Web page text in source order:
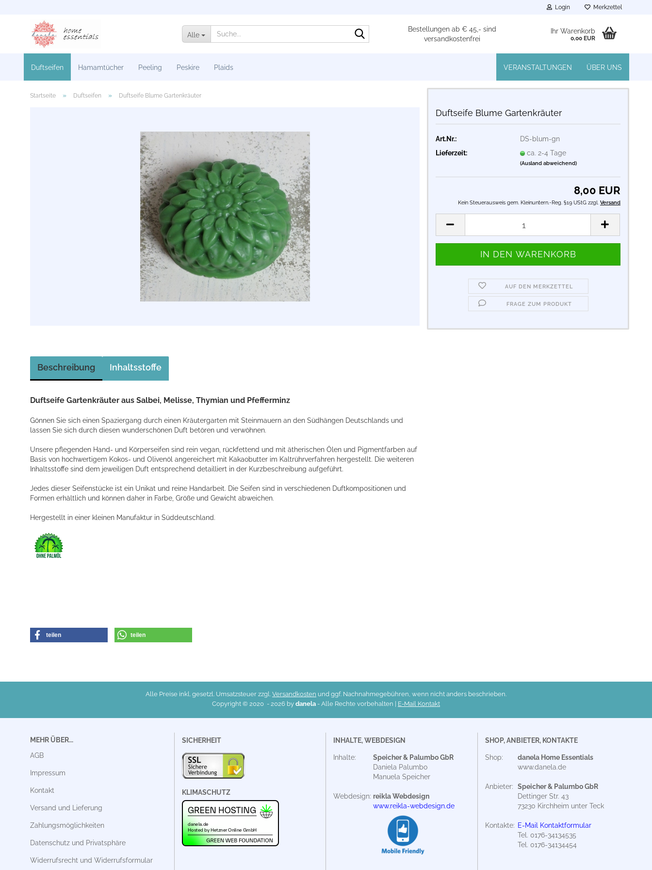
Login Merkzettel
Alle
Bestellungen ab € 45,- sind
versandkostenfrei
Ihr Warenkorb
0,00 EUR
Duftseifen Hamamtücher Peeling Peskire Plaids VERANSTALTUNGEN ÜBER UNS
Startseite » Duftseifen » Duftseife Blume Gartenkräuter
Duftseife Blume Gartenkräuter
Art.Nr.:
DS-blum-gn
Lieferzeit:
ca. 2-4 Tage
(Ausland abweichend)
8,00 EUR
Kein Steuerausweis gem. Kleinuntern.-Reg. §19 UStG zzgl. Versand
AUF DEN MERKZETTEL
FRAGE ZUM PRODUKT
Beschreibung Inhaltsstoffe
Duftseife Gartenkräuter aus Salbei, Melisse, Thymian und Pfefferminz
Gönnen Sie sich einen Spaziergang durch einen Kräutergarten mit Steinmauern an den Südhängen Deutschlands und
lassen Sie sich durch diesen wunderschönen Duft betören und verwöhnen.
Unsere pflegenden Hand- und Körperseifen sind rein vegan, rückfettend und mit ätherischen Ölen und Pigmentfarben auf
Basis von hochwertigem Kokos- und Olivenöl angereichert mit Kakaobutter im Kaltrührverfahren hergestellt. Die weiteren
Inhaltsstoffe sind dem jeweiligen Duft entsprechend detailliert in der Kurzbeschreibung aufgeführt.
Jedes dieser Seifenstücke ist ein Unikat und reine Handarbeit. Die Seifen sind in verschiedenen Duftkompositionen und
Formen erhältlich und können daher in Farbe, Größe und Gewicht abweichen.
Hergestellt in einer kleinen Manufaktur in Süddeutschland.
teilen teilen
Alle Preise inkl. gesetzl. Umsatzsteuer zzgl. Versandkosten und ggf. Nachnahmegebühren, wenn nicht anders beschrieben.
Copyright © 2020 - 2026 by danela - Alle Rechte vorbehalten | E-Mail Kontakt
MEHR ÜBER...
AGB
Impressum
Kontakt
Versand und Lieferung
Zahlungsmöglichkeiten
Datenschutz und Privatsphäre
Widerrufsrecht und Widerrufsformular
SICHERHEIT
KLIMASCHUTZ
INHALTE, WEBDESIGN
Inhalte:
Speicher & Palumbo GbR
Daniela Palumbo
Manuela Speicher
Webdesign: reikla Webdesign
www.reikla-webdesign.de
SHOP, ANBIETER, KONTAKTE
Shop:
danela Home Essentials
www.danela.de
Anbieter:
Speicher & Palumbo GbR
Dettinger Str. 43
73230 Kirchheim unter Teck
Kontakte: E-Mail Kontaktformular
Tel. 0176-34134535
Tel. 0176-34134454